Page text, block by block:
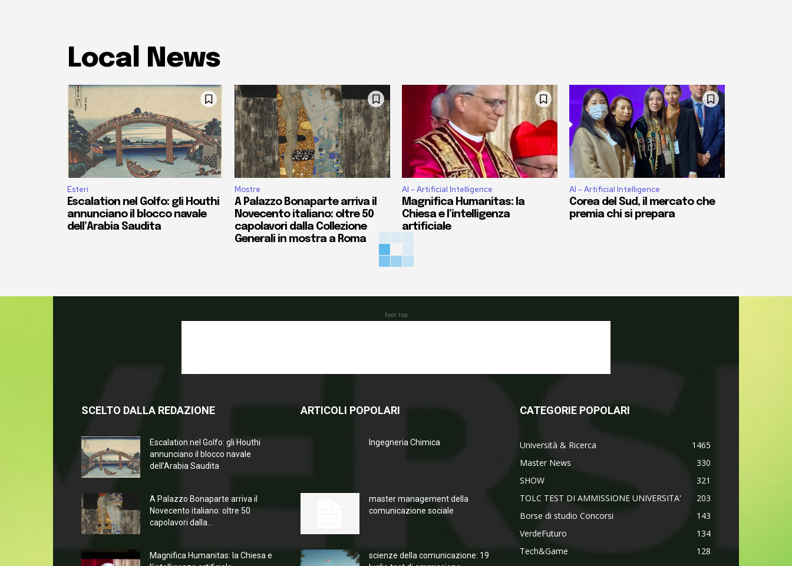
Local News
Esteri
Escalation nel Golfo: gli Houthi
annunciano il blocco navale
dell’Arabia Saudita
Mostre
A Palazzo Bonaparte arriva il
Novecento italiano: oltre 50
capolavori dalla Collezione
Generali in mostra a Roma
AI - Artificial Intelligence
Magnifica Humanitas: la
Chiesa e l’intelligenza
artificiale
AI - Artificial Intelligence
Corea del Sud, il mercato che
premia chi si prepara
foot top
SCELTO DALLA REDAZIONE
Escalation nel Golfo: gli Houthi
annunciano il blocco navale
dell’Arabia Saudita
A Palazzo Bonaparte arriva il
Novecento italiano: oltre 50
capolavori dalla...
Magnifica Humanitas: la Chiesa e
ARTICOLI POPOLARI
Ingegneria Chimica
master management della
comunicazione sociale
scienze della comunicazione: 19
CATEGORIE POPOLARI
Università & Ricerca
1465
Master News
330
SHOW
321
TOLC TEST DI AMMISSIONE UNIVERSITA'
203
Borse di studio Concorsi
143
VerdeFuturo
134
Tech&Game
128